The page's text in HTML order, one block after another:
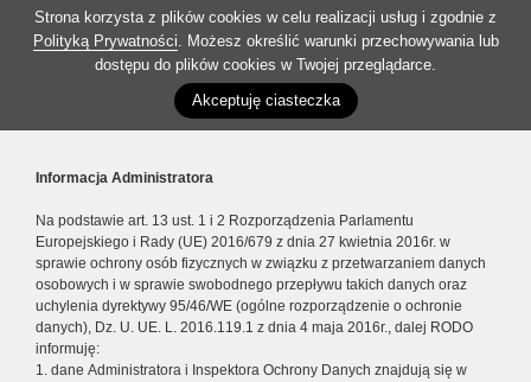
Strona korzysta z plików cookies w celu realizacji usług i zgodnie z
Polityką Prywatności. Możesz określić warunki przechowywania lub
dostępu do plików cookies w Twojej przeglądarce.
Akceptuję ciasteczka
Informacja Administratora
Na podstawie art. 13 ust. 1 i 2 Rozporządzenia Parlamentu
Europejskiego i Rady (UE) 2016/679 z dnia 27 kwietnia 2016r. w
sprawie ochrony osób fizycznych w związku z przetwarzaniem danych
osobowych i w sprawie swobodnego przepływu takich danych oraz
uchylenia dyrektywy 95/46/WE (ogólne rozporządzenie o ochronie
danych), Dz. U. UE. L. 2016.119.1 z dnia 4 maja 2016r., dalej RODO
informuję:
1. dane Administratora i Inspektora Ochrony Danych znajdują się w